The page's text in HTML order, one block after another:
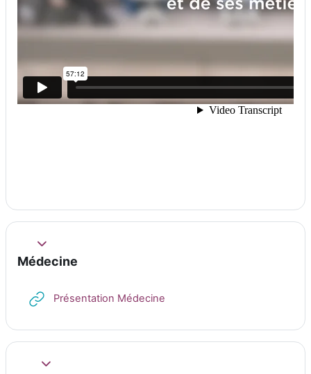
Replier
Médecine
Présentation Médecine
Replier